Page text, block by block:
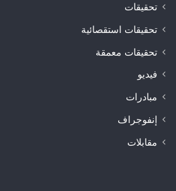
تحقيقات
تحقيقات استقصائية
تحقيقات معمقة
فيديو
مبادرات
إنفوجراف
مقابلات